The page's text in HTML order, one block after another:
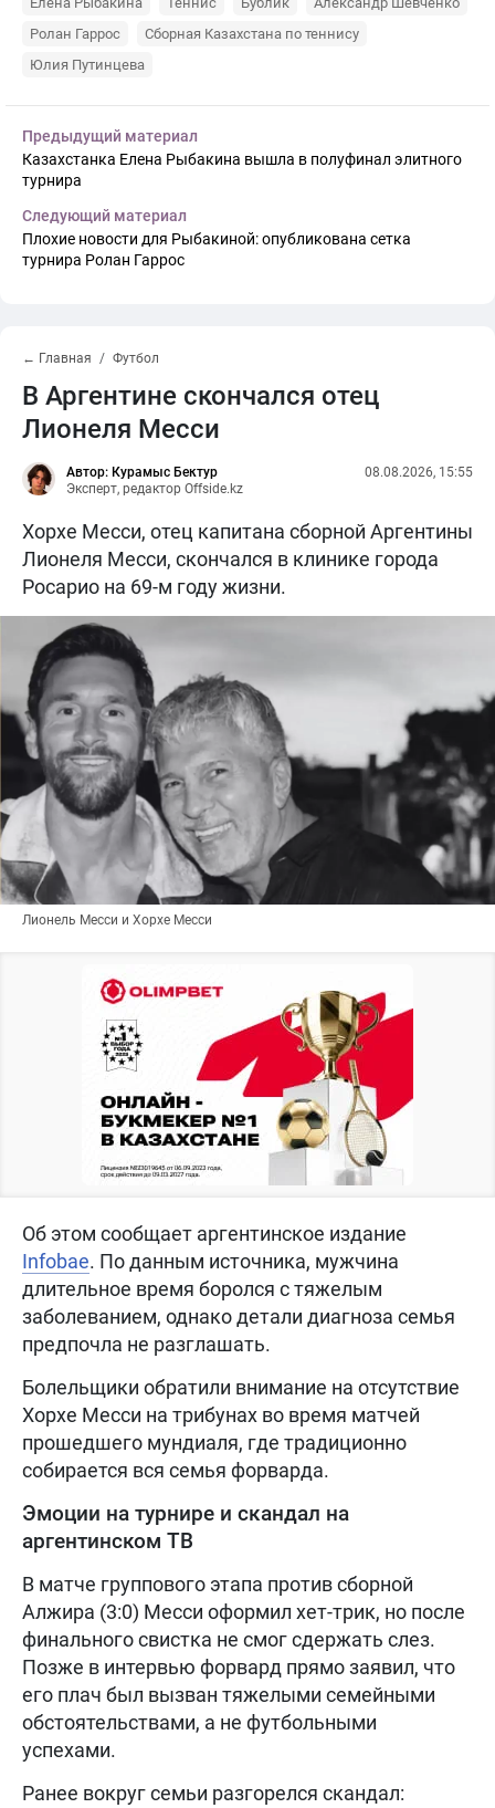
Ролан Гаррос
Сборная Казахстана по теннису
Юлия Путинцева
Предыдущий материал
Казахстанка Елена Рыбакина вышла в полуфинал элитного
турнира
Следующий материал
Плохие новости для Рыбакиной: опубликована сетка
турнира Ролан Гаррос
← Главная Футбол
В Аргентине скончался отец
Лионеля Месси
Автор: Курамыс Бектур
Эксперт, редактор Offside.kz
08.08.2026, 15:55
Хорхе Месси, отец капитана сборной Аргентины
Лионеля Месси, скончался в клинике города
Росарио на 69-м году жизни.
Лионель Месси и Хорхе Месси
Об этом сообщает аргентинское издание
Infobae. По данным источника, мужчина
длительное время боролся с тяжелым
заболеванием, однако детали диагноза семья
предпочла не разглашать.
Болельщики обратили внимание на отсутствие
Хорхе Месси на трибунах во время матчей
прошедшего мундиаля, где традиционно
собирается вся семья форварда.
Эмоции на турнире и скандал на
аргентинском ТВ
В матче группового этапа против сборной
Алжира (3:0) Месси оформил хет-трик, но после
финального свистка не смог сдержать слез.
Позже в интервью форвард прямо заявил, что
его плач был вызван тяжелыми семейными
обстоятельствами, а не футбольными
успехами.
Ранее вокруг семьи разгорелся скандал: